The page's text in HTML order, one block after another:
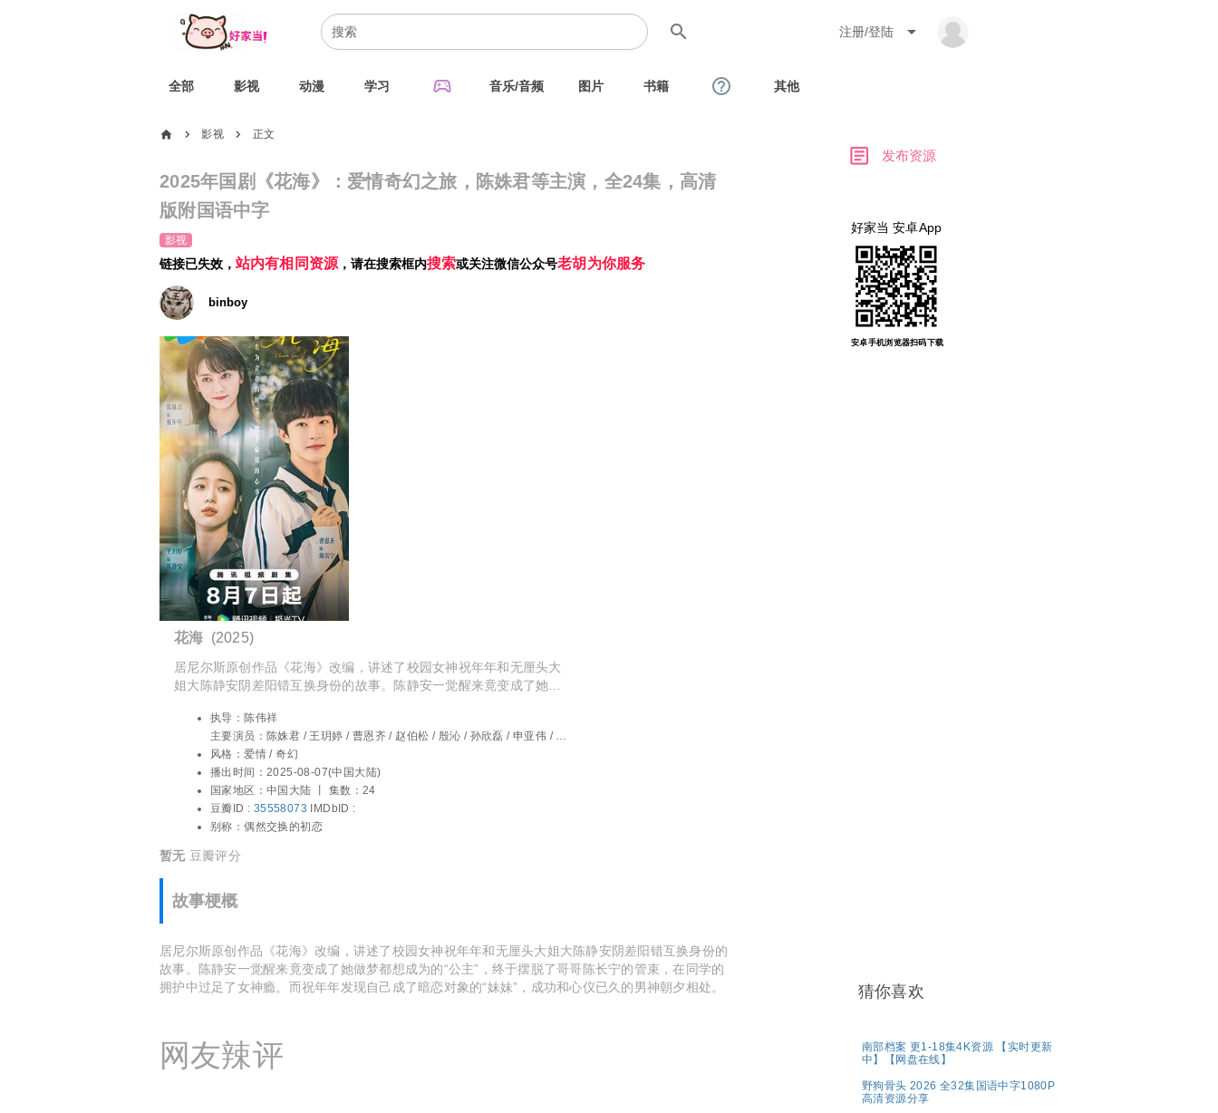
search 注册/登陆 arrow_drop_down
全部 影视 动漫 学习 sports_esports 音乐/音频 图片 书籍 help_outline 其他
home chevron_right 影视 chevron_right 正文
2025年国剧《花海》：爱情奇幻之旅，陈姝君等主演，全24集，高清
版附国语中字
影视
链接已失效，站内有相同资源，请在搜索框内搜索或关注微信公众号老胡为你服务
binboy
花海 (2025)
居尼尔斯原创作品《花海》改编，讲述了校园女神祝年年和无厘头大
姐大陈静安阴差阳错互换身份的故事。陈静安一觉醒来竟变成了她做
过足了女神瘾。而祝年年发现自己成了暗恋对象的“妹妹”，成功和心仪
已久的男神朝夕相处。
执导：陈伟祥
主要演员： 陈姝君 / 王玥婷 / 曹恩齐 / 赵伯松 / 殷沁 / 孙欣磊 / 申亚伟 / 孔
琳 / 陈凯 / 李宗霖
风格：爱情 / 奇幻
播出时间： 2025-08-07(中国大陆)
国家地区： 中国大陆 丨 集数：24
豆瓣ID : 35558073 IMDbID :
别称：偶然交换的初恋
暂无豆瓣评分
故事梗概
居尼尔斯原创作品《花海》改编，讲述了校园女神祝年年和无厘头大姐大陈静安阴差阳错互换身份的
故事。陈静安一觉醒来竟变成了她做梦都想成为的“公主”，终于摆脱了哥哥陈长宁的管束，在同学的
拥护中过足了女神瘾。而祝年年发现自己成了暗恋对象的“妹妹”，成功和心仪已久的男神朝夕相处。
网友辣评
article 发布资源
好家当 安卓App
安卓手机浏览器扫码下载
猜你喜欢
南部档案 更1-18集4K资源 【实时更新
中】【网盘在线】
野狗骨头 2026 全32集国语中字1080P
高清资源分享